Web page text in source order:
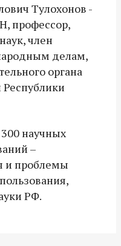
Тулохонов -
профессор,
член
делам,
органа
Республики
научных
–
и проблемы
РФ.